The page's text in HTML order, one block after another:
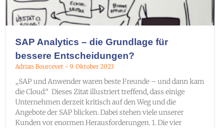
SAP Analytics – die Grundlage für
bessere Entscheidungen?
Adrian Bourcevet 9. Oktober 2023
„SAP und Anwender waren beste Freunde – und dann kam
die Cloud.“ Dieses Zitat illustriert treffend, dass einige
Unternehmen derzeit kritisch auf den Weg und die
Angebote der SAP blicken. Dabei stehen viele unserer
Kunden vor enormen Herausforderungen. 1. Die vier